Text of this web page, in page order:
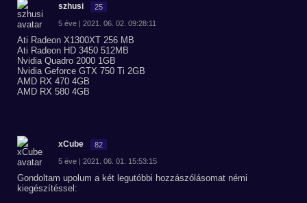
szhusi 25
5 éve | 2021. 06. 02. 09:28:11
Ati Radeon X1300XT 256 MB
Ati Radeon HD 3450 512MB
Nvidia Quadro 2000 1GB
Nvidia Geforce GTX 750 Ti 2GB
AMD RX 470 4GB
AMD RX 580 4GB
xCube 82
5 éve | 2021. 06. 01. 15:53:15
Gondoltam upolum a két legutóbbi hozzászólásomat némi
kiegészítéssel: